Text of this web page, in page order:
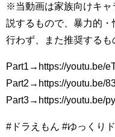
※当動画は家族向けキャ
説するもので、暴力的
行わず、また推奨するも
Part1→https://youtu.be/
Part2→https://youtu.be/
Part3→https://youtu.be/
#ドラえもん #ゆっくり